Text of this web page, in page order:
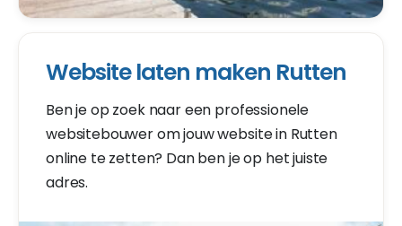
Website laten maken Rutten
Ben je op zoek naar een professionele
websitebouwer om jouw website in Rutten
online te zetten? Dan ben je op het juiste
adres.